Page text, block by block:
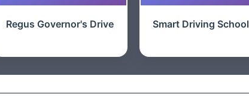
Regus Governor's Drive Smart Driving School